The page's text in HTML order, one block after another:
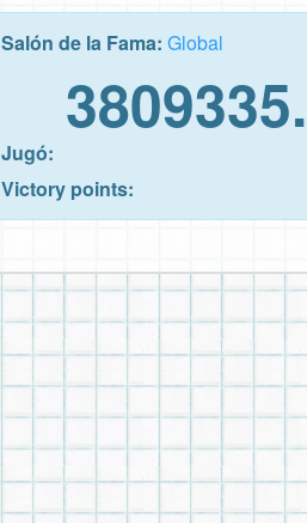
Salón de la Fama: Global
3809335.
Jugó:
Victory points: